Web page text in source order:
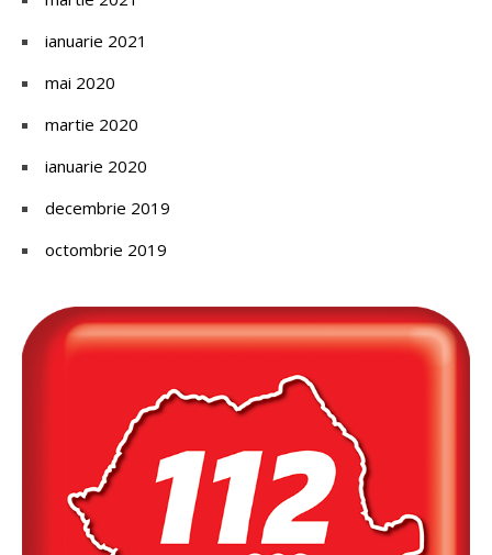
ianuarie 2021
mai 2020
martie 2020
ianuarie 2020
decembrie 2019
octombrie 2019